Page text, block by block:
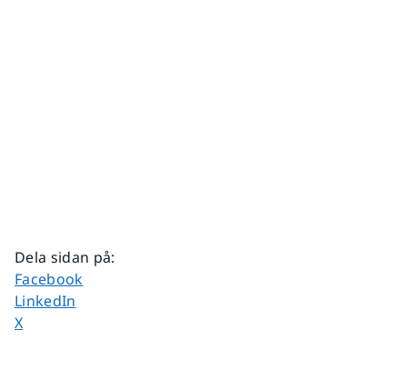
Dela sidan på:
Dela sidan på
Facebook
Dela sidan på
LinkedIn
Dela sidan på
X